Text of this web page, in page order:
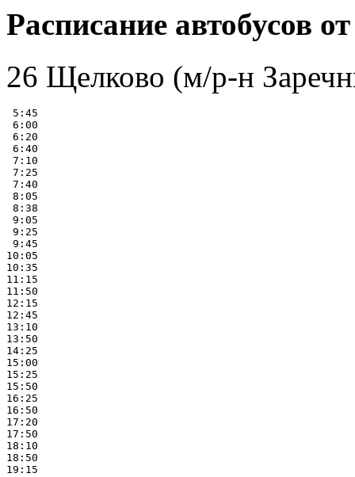
Расписание автобусов
26 Щелково (м/р-н
5:45
6:00
6:20
6:40
7:10
7:25
7:40
8:05
8:38
9:05
9:25
9:45
10:05
10:35
11:15
11:50
12:15
12:45
13:10
13:50
14:25
15:00
15:25
15:50
16:25
16:50
17:20
17:50
18:10
18:50
19:15